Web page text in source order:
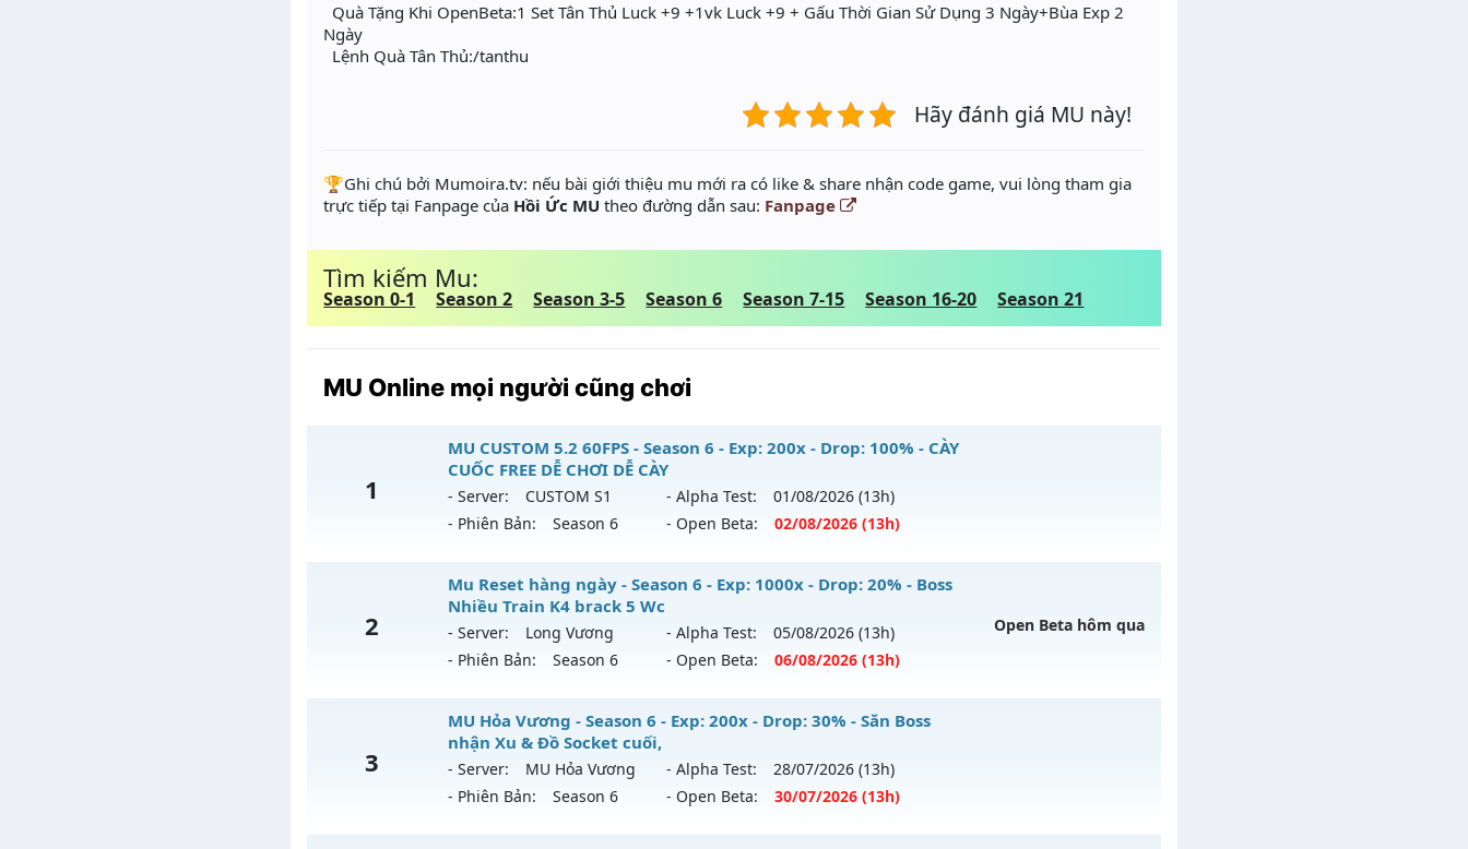
Quà Tặng Khi OpenBeta:1 Set Tân Thủ Luck +9 +1vk Luck +9 + Gấu Thời Gian Sử Dụng 3 Ngày+Bùa Exp 2
Ngày
Lệnh Quà Tân Thủ:/tanthu
Hãy đánh giá MU này!
️🏆Ghi chú bởi Mumoira.tv: nếu bài giới thiệu mu mới ra có like & share nhận code game, vui lòng tham gia
trực tiếp tại Fanpage của Hồi Ức MU theo đường dẫn sau: Fanpage
Tìm kiếm Mu:
Season 0-1 Season 2 Season 3-5 Season 6 Season 7-15 Season 16-20 Season 21
MU Online mọi người cũng chơi
1
MU CUSTOM 5.2 60FPS - Season 6 - Exp: 200x - Drop: 100% - CÀY
CUỐC FREE DỄ CHƠI DỄ CÀY
- Server: CUSTOM S1 - Alpha Test: 01/08/2026 (13h)
- Phiên Bản:
Season 6 - Open Beta: 02/08/2026 (13h)
MU CUSTOM 5.2 60FPS - CÀY CUỐC FREE DỄ CHƠI DỄ CÀY
Mu mới ra tháng 08 2026 - Mở máy chủCUSTOM S1
vào 13h ngày 02/08/2626
Exp: 200x - Drop: 100%
Thể loại: Mu Custom thêm đồ mới
Antihack: XShield
2
Mu Reset hàng ngày - Season 6 - Exp: 1000x - Drop: 20% - Boss
Nhiều Train K4 brack 5 Wc
- Server: Long Vương - Alpha Test: 05/08/2026 (13h)
- Phiên Bản:
Season 6 - Open Beta: 06/08/2026 (13h)
Open Beta hôm qua
Mu Reset hàng ngày - Boss Nhiều Train K4 brack 5 Wc
Mu mới ra tháng 08 2026 - Mở máy chủLong Vương
Exp: 1000x - Drop: 20%
3
MU Hỏa Vương - Season 6 - Exp: 200x - Drop: 30% - Săn Boss
nhận Xu & Đồ Socket cuối,
- Server: MU Hỏa Vương - Alpha Test: 28/07/2026 (13h)
- Phiên Bản:
Season 6 - Open Beta: 30/07/2026 (13h)